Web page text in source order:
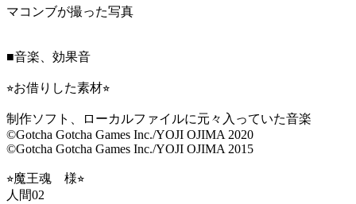
マコンブが撮った写真
■音楽、効果音
⭐︎お借りした素材⭐︎
制作ソフト、ローカルファイルに元々入っていた音楽
©Gotcha Gotcha Games Inc./YOJI OJIMA 2020
©Gotcha Gotcha Games Inc./YOJI OJIMA 2015
⭐︎魔王魂 様⭐︎
人間02